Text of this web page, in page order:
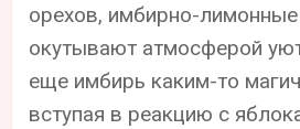
орехов, имбирно-
окутывают атмосферой
еще имбирь каким-то
вступая в реакцию с